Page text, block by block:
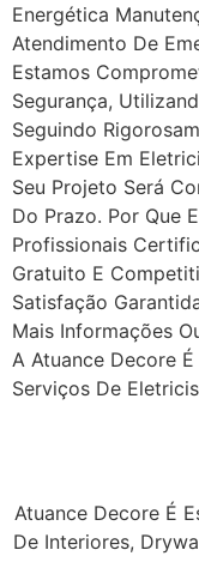
Energética
Atendimento De
Estamos
Segurança,
Seguindo
Expertise Em
Seu Projeto Será
Do Prazo. Por Que
Profissionais
Gratuito E
Satisfação
Mais Informações
A Atuance Decore
Serviços De
Atuance Decore É
De Interiores,